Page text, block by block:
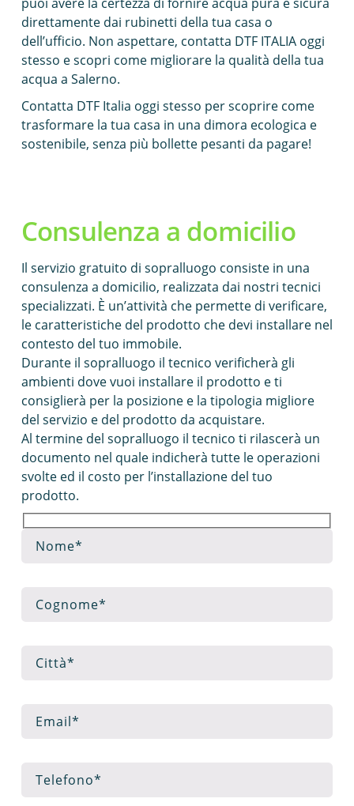
direttamente dai rubinetti della tua casa o
dell’ufficio. Non aspettare, contatta DTF ITALIA oggi
stesso e scopri come migliorare la qualità della tua
acqua a Salerno.
Contatta DTF Italia oggi stesso per scoprire come
trasformare la tua casa in una dimora ecologica e
sostenibile, senza più bollette pesanti da pagare!
Consulenza a domicilio
Il servizio gratuito di sopralluogo consiste in una
consulenza a domicilio, realizzata dai nostri tecnici
specializzati. È un’attività che permette di verificare,
le caratteristiche del prodotto che devi installare nel
contesto del tuo immobile.
Durante il sopralluogo il tecnico verificherà gli
ambienti dove vuoi installare il prodotto e ti
consiglierà per la posizione e la tipologia migliore
del servizio e del prodotto da acquistare.
Al termine del sopralluogo il tecnico ti rilascerà un
documento nel quale indicherà tutte le operazioni
svolte ed il costo per l’installazione del tuo
prodotto.